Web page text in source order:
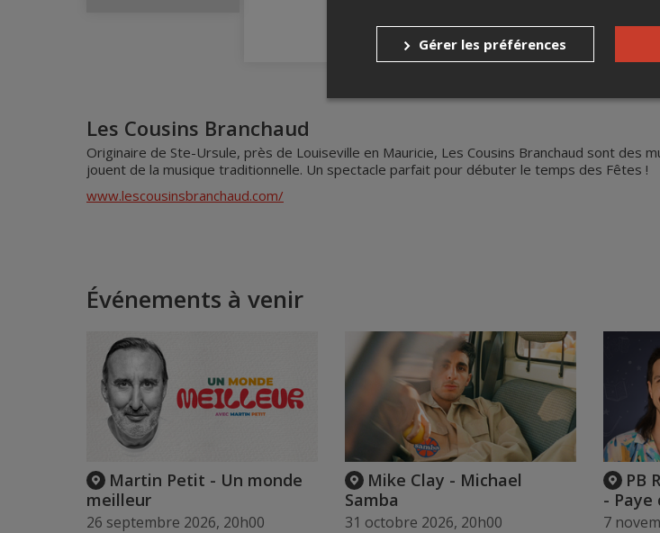
Les Cousins Branchaud
Originaire de Ste-Ursule, près de Louiseville en Mauricie, Les Cousins Branchaud sont des
jouent de la musique traditionnelle. Un spectacle parfait pour débuter le temps des Fêtes !
www.lescousinsbranchaud.com/
Événements à venir
Martin Petit - Un monde
meilleur
26 septembre 2026, 20h00
Mike Clay - Michael
Samba
31 octobre 2026, 20h00
PB
- Paye
7
Gérer les préférences